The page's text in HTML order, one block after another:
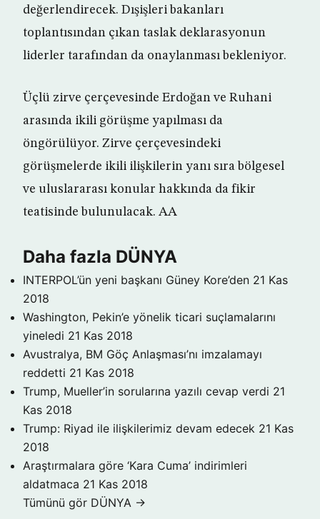
değerlendirecek. Dışişleri bakanları
toplantısından çıkan taslak deklarasyonun
liderler tarafından da onaylanması bekleniyor.
Üçlü zirve çerçevesinde Erdoğan ve Ruhani
arasında ikili görüşme yapılması da
öngörülüyor. Zirve çerçevesindeki
görüşmelerde ikili ilişkilerin yanı sıra bölgesel
ve uluslararası konular hakkında da fikir
teatisinde bulunulacak. AA
Daha fazla DÜNYA
INTERPOL’ün yeni başkanı Güney Kore’den 21 Kas
2018
Washington, Pekin’e yönelik ticari suçlamalarını
yineledi 21 Kas 2018
Avustralya, BM Göç Anlaşması’nı imzalamayı
reddetti 21 Kas 2018
Trump, Mueller’in sorularına yazılı cevap verdi 21
Kas 2018
Trump: Riyad ile ilişkilerimiz devam edecek 21 Kas
2018
Araştırmalara göre ‘Kara Cuma’ indirimleri
aldatmaca 21 Kas 2018
Tümünü gör DÜNYA →